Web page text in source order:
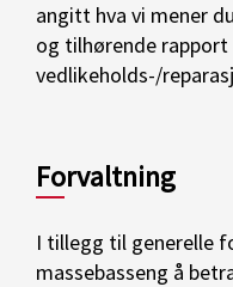
angitt hva vi mener
og tilhørende
vedlikeholds-/
Forvaltning
I tillegg til generelle
massebasseng å